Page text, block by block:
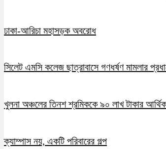
ঢাকা-আরিচা মহাসড়ক অবরোধ
সিলেট এমসি কলেজ ছাত্রাবাসে গণধর্ষণ মামলার
খুলনা অঞ্চলের তিনশ শ্রমিককে ৯০ লাখ টাকার
ক্যাম্পাস নয়, একটি পরিবারের গল্প